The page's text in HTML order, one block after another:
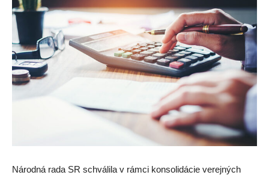
Národná rada SR schválila v rámci konsolidácie verejných